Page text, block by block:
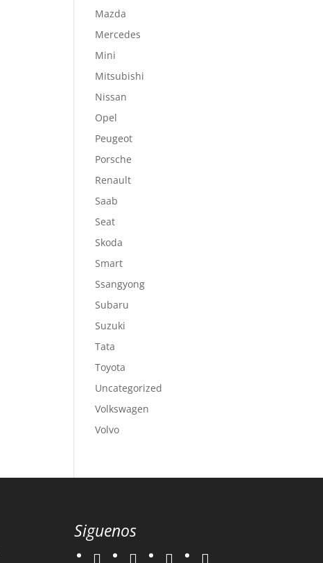
Mazda
Mercedes
Mini
Mitsubishi
Nissan
Opel
Peugeot
Porsche
Renault
Saab
Seat
Skoda
Smart
Ssangyong
Subaru
Suzuki
Tata
Toyota
Uncategorized
Volkswagen
Volvo
Siguenos
twitter instagramfacebook google